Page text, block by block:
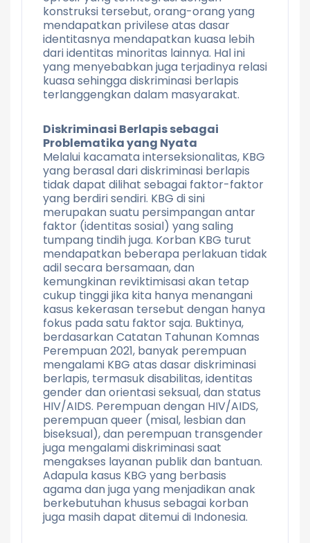
konstruksi tersebut, orang-orang yang
mendapatkan privilese atas dasar
identitasnya mendapatkan kuasa lebih
dari identitas minoritas lainnya. Hal ini
yang menyebabkan juga terjadinya relasi
kuasa sehingga diskriminasi berlapis
terlanggengkan dalam masyarakat.
Diskriminasi Berlapis sebagai
Problematika yang Nyata
Melalui kacamata interseksionalitas, KBG
yang berasal dari diskriminasi berlapis
tidak dapat dilihat sebagai faktor-faktor
yang berdiri sendiri. KBG di sini
merupakan suatu persimpangan antar
faktor (identitas sosial) yang saling
tumpang tindih juga. Korban KBG turut
mendapatkan beberapa perlakuan tidak
adil secara bersamaan, dan
kemungkinan reviktimisasi akan tetap
cukup tinggi jika kita hanya menangani
kasus kekerasan tersebut dengan hanya
fokus pada satu faktor saja. Buktinya,
berdasarkan Catatan Tahunan Komnas
Perempuan 2021, banyak perempuan
mengalami KBG atas dasar diskriminasi
berlapis, termasuk disabilitas, identitas
gender dan orientasi seksual, dan status
HIV/AIDS. Perempuan dengan HIV/AIDS,
perempuan queer (misal, lesbian dan
biseksual), dan perempuan transgender
juga mengalami diskriminasi saat
mengakses layanan publik dan bantuan.
Adapula kasus KBG yang berbasis
agama dan juga yang menjadikan anak
berkebutuhan khusus sebagai korban
juga masih dapat ditemui di Indonesia.